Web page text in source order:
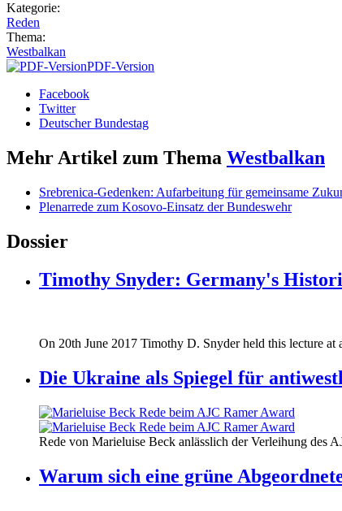
Kategorie:
Reden
Thema:
Westbalkan
PDF-Version
Facebook
Twitter
Deutscher Bundestag
Mehr Artikel zum Thema Westbalkan
Srebrenica-Gedenken: Aufarbeitung für gemeinsame
Plenarrede zum Kosovo-Einsatz der Bundeswehr
Dossier
Timothy Snyder: Germany's
On 20th June 2017 Timothy D. Snyder held this lecture
Die Ukraine als Spiegel für
160412_ramer_award.jpg
160412_ramer_award.jpg
Rede von Marieluise Beck anlässlich der Verleihung des
Warum sich eine grüne